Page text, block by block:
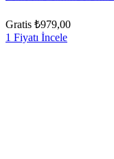
Gratis ₺979,00
1 Fiyatı İncele